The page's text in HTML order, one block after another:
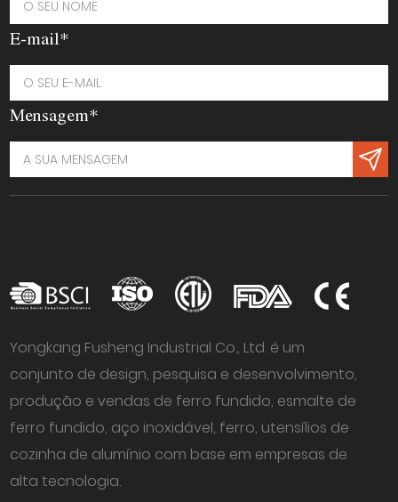
E-mail*
Mensagem*
Yongkang Fusheng Industrial Co., Ltd. é um
conjunto de design, pesquisa e desenvolvimento,
produção e vendas de ferro fundido, esmalte de
ferro fundido, aço inoxidável, ferro, utensílios de
cozinha de alumínio com base em empresas de
alta tecnologia.